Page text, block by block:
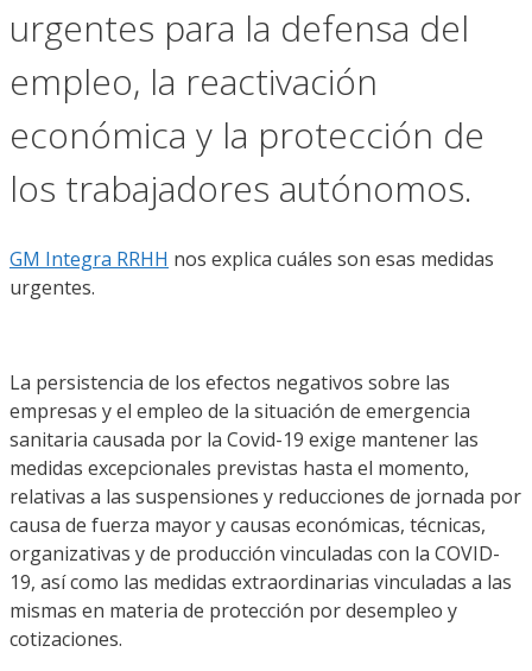
urgentes para la defensa del
empleo, la reactivación
económica y la protección de
los trabajadores autónomos.
GM Integra RRHH nos explica cuáles son esas medidas
urgentes.
La persistencia de los efectos negativos sobre las
empresas y el empleo de la situación de emergencia
sanitaria causada por la Covid-19 exige mantener las
medidas excepcionales previstas hasta el momento,
relativas a las suspensiones y reducciones de jornada por
causa de fuerza mayor y causas económicas, técnicas,
organizativas y de producción vinculadas con la COVID-
19, así como las medidas extraordinarias vinculadas a las
mismas en materia de protección por desempleo y
cotizaciones.